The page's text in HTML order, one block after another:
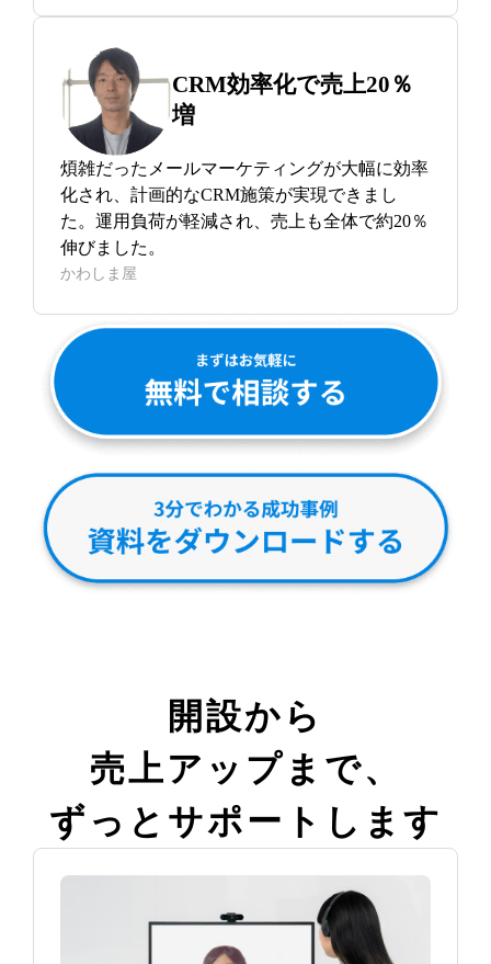
CRM効率化で売上20％
増
煩雑だったメールマーケティングが大幅に効率
化され、計画的なCRM施策が実現できまし
た。運用負荷が軽減され、売上も全体で約20％
伸びました。
かわしま屋
開設から
売上アップまで、
ずっと サポートします